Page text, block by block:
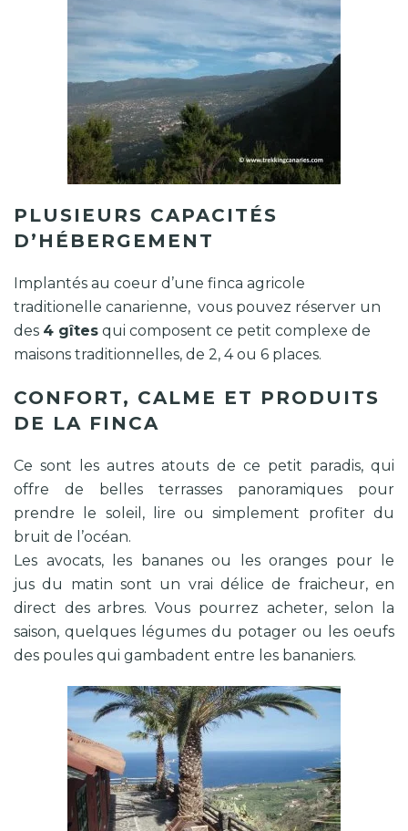
PLUSIEURS CAPACITÉS
D’HÉBERGEMENT
Implantés au coeur d’une finca agricole
traditionelle canarienne, vous pouvez réserver un
des 4 gîtes qui composent ce petit complexe de
maisons traditionnelles, de 2, 4 ou 6 places.
CONFORT, CALME ET PRODUITS
DE LA FINCA
Ce sont les autres atouts de ce petit paradis, qui
offre de belles terrasses panoramiques pour
prendre le soleil, lire ou simplement profiter du
bruit de l’océan.
Les avocats, les bananes ou les oranges pour le
jus du matin sont un vrai délice de fraicheur, en
direct des arbres. Vous pourrez acheter, selon la
saison, quelques légumes du potager ou les oeufs
des poules qui gambadent entre les bananiers.